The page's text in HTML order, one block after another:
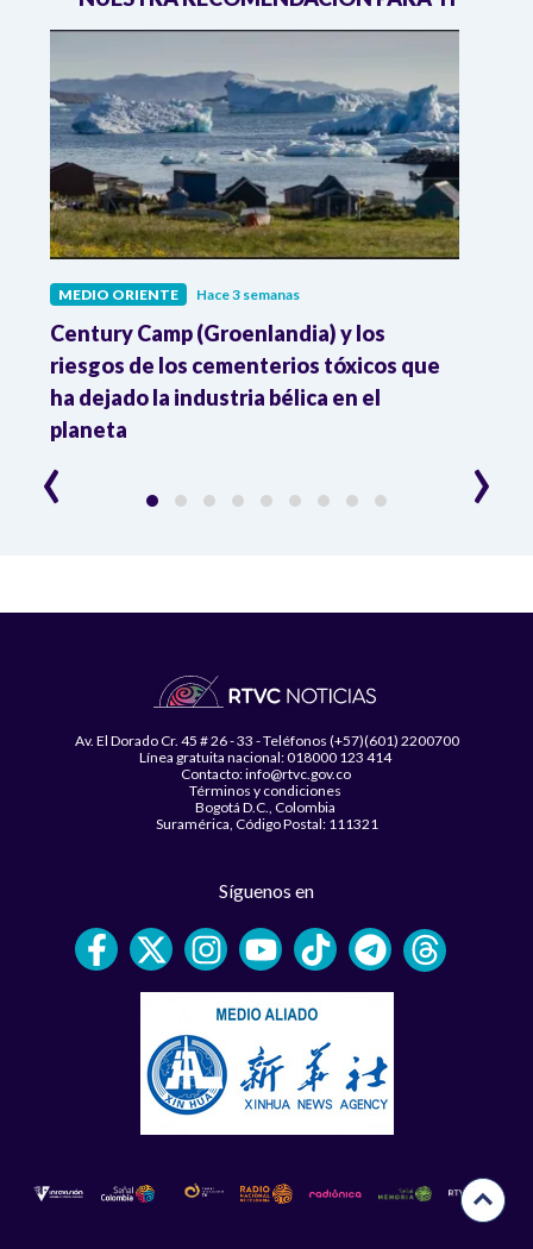
MEDIO ORIENTE Hace 3 semanas
Century Camp (Groenlandia) y los
riesgos de los cementerios tóxicos que
ha dejado la industria bélica en el
planeta
‹ ›
Av. El Dorado Cr. 45 # 26 - 33 - Teléfonos (+57)(601) 2200700
Línea gratuita nacional: 018000 123 414
Contacto: info@rtvc.gov.co
Términos y condiciones
Bogotá D.C., Colombia
Suramérica, Código Postal: 111321
Síguenos en